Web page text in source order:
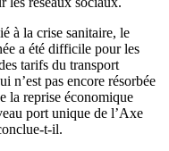
à la crise sanitaire, le
a été difficile pour les
tarifs du transport
n’est pas encore résorbée
la reprise économique
port unique de l’Axe
t-il.